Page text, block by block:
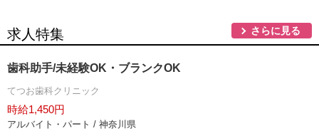
求人特集 さらに見る
歯科助手/未経験OK・ブランクOK
てつお歯科クリニック
時給1,450円
アルバイト・パート / 神奈川県